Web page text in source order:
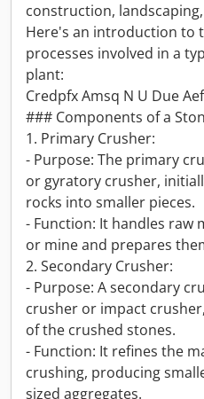
construction,
Here's an introduction to
processes involved in a
plant:
Credpfx Amsq N U Due Aef
### Components of a
1. Primary Crusher:
- Purpose: The primary
or gyratory crusher,
rocks into smaller pieces.
- Function: It handles
or mine and prepares
2. Secondary Crusher:
- Purpose: A secondary
crusher or impact
of the crushed stones.
- Function: It refines the
crushing, producing
sized aggregates.